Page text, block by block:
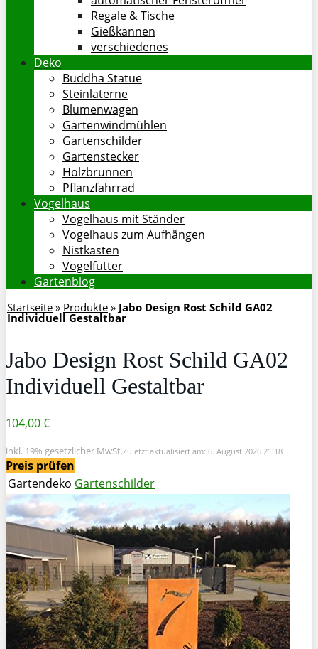
Regale & Tische
Gießkannen
verschiedenes
Deko
Buddha Statue
Steinlaterne
Blumenwagen
Gartenwindmühlen
Gartenschilder
Gartenstecker
Holzbrunnen
Pflanzfahrrad
Vogelhaus
Vogelhaus mit Ständer
Vogelhaus zum Aufhängen
Nistkasten
Vogelfutter
Gartenblog
Startseite » Produkte » Jabo Design Rost Schild GA02
Individuell Gestaltbar
Jabo Design Rost Schild GA02
Individuell Gestaltbar
104,00 €
inkl. 19% gesetzlicher MwSt.Zuletzt aktualisiert am: 6. August 2026 21:18
Preis prüfen
Gartendeko Gartenschilder